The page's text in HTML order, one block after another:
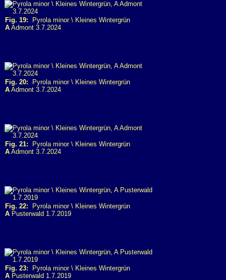
Fig. 19: Pyrola minor \ Kleines Wintergrün
A Admont 3.7.2024
Fig. 20: Pyrola minor \ Kleines Wintergrün
A Admont 3.7.2024
Fig. 21: Pyrola minor \ Kleines Wintergrün
A Admont 3.7.2024
Fig. 22: Pyrola minor \ Kleines Wintergrün
A Pusterwald 1.7.2019
Fig. 23: Pyrola minor \ Kleines Wintergrün
A Pusterwald 1.7.2019